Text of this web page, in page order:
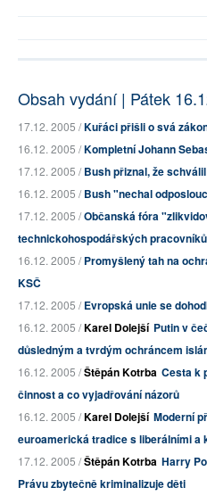
Obsah vydání | Pátek
17.12. 2005 /Kuřáci přišli o svá
16.12. 2005 /Kompletní Johann
17.12. 2005 /Bush přiznal, že
16.12. 2005 /Bush "nechal
17.12. 2005 /Občanská fóra
technickohospodářských
16.12. 2005 /Promyšlený tah na
KSČ
17.12. 2005 /Evropská unie se
16.12. 2005 /Karel Dolejší Putin v
důsledným a tvrdým ochráncem
16.12. 2005 /Štěpán Kotrba Cesta k
činnost a co vyjadřování názorů
16.12. 2005 /Karel Dolejší Moderní
euroamerická tradice s liberálními
17.12. 2005 /Štěpán Kotrba Harry
Právu zbytečně kriminalizuje děti